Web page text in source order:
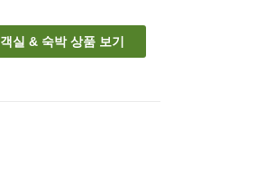
객실 & 숙박 상품 보기